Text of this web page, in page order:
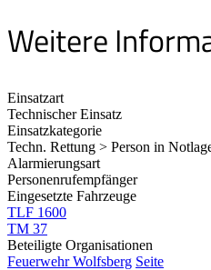
Weitere
Einsatzart
Technischer Einsatz
Einsatzkategorie
Techn. Rettung > Person in
Alarmierungsart
Personenrufempfänger
Eingesetzte Fahrzeuge
TLF 1600
TM 37
Beteiligte Organisationen
Feuerwehr Wolfsberg Seite